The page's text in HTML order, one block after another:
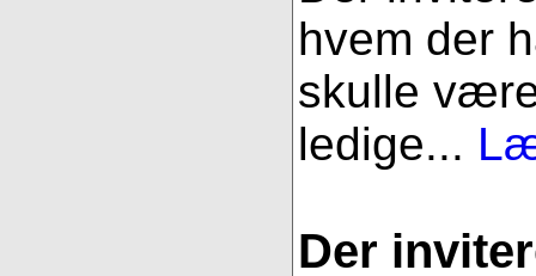
hvem der
skulle
ledige...
Der